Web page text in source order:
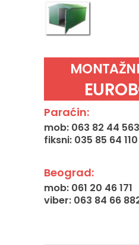
Paraćin:
mob: 063 82 44 563
fiksni: 035 85 64 110
Beograd:
mob: 061 20 46 171
viber: 063 84 66